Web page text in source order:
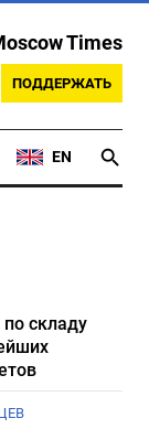
Times
ПОДДЕРЖАТЬ
EN
складу